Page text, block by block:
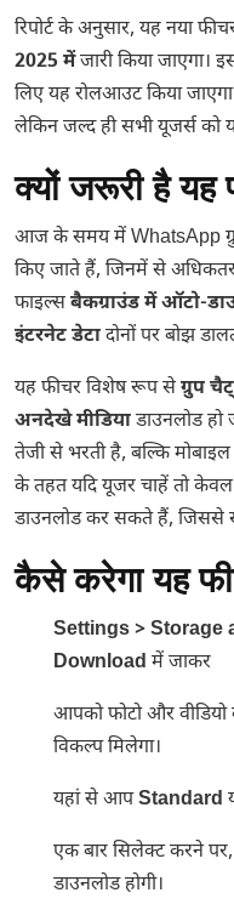
रिपोर्ट के अनुसार, यह नया
2025 मेंजारी किया जाएगा।
लिए यह रोलआउट किया
लेकिन जल्द ही सभी यूजर्स को
क्यों जरूरी है यह
आज के समय में WhatsApp
किए जाते हैं, जिनमें से
फाइल्सबैकग्राउंड में ऑटो-
इंटरनेट डेटादोनों पर बोझ
यह फीचर विशेष रूप सेग्रुप
अनदेखे मीडियाडाउनलोड
तेजी से भरती है, बल्कि
के तहत यदि यूजर चाहें तो केवल
डाउनलोड कर सकते हैं, जिससे
कैसे करेगा यह
Settings > Storage
Download में जाकर
आपको फोटो और
विकल्प मिलेगा।
यहां से आपStandard
एक बार सिलेक्ट करने
डाउनलोड होगी।